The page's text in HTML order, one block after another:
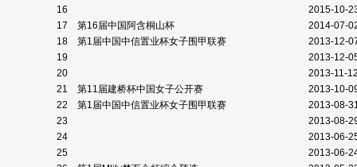
16
2015-10-
17
第16届中国阿含桐山杯
2014-07-
18
第1届中国中信置业杯女子围甲联赛
2013-12-
19
2013-12-
20
2013-11-
21
第11届建桥杯中国女子公开赛
2013-10-
22
第1届中国中信置业杯女子围甲联赛
2013-08-
23
2013-08-
24
2013-06-
25
2013-06-